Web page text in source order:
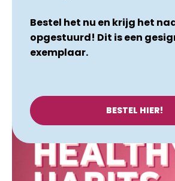
Bestel het nu en krijg het
opgestuurd! Dit is een
exemplaar.
BESTEL HIER!